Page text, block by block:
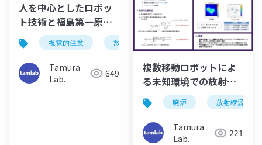
人を中心としたロボッ
ト技術と福島第一原発
廃炉への適用
視覚的注意 放射線源推定 遠隔操作 廃炉
Tamura
Lab.
649
複数移動ロボットによ
る未知環境での放射線
源探査（SI2024）
廃炉 放射線源推定
Tamura
Lab.
221